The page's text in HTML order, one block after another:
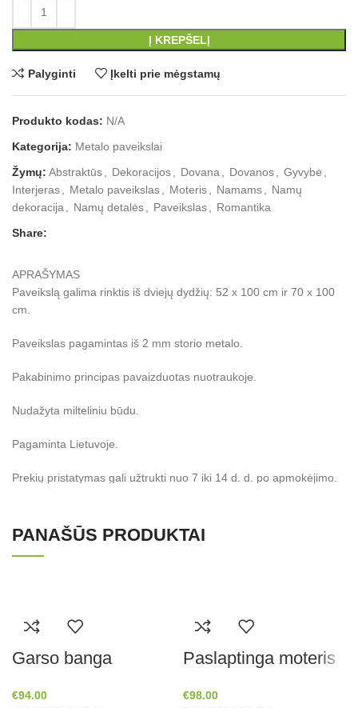
Į KREPŠELĮ
Palyginti Įkelti prie mėgstamų
Produkto kodas: N/A
Kategorija: Metalo paveikslai
Žymų: Abstraktūs Dekoracijos Dovana Dovanos Gyvybė
Interjeras
Metalo paveikslas Moteris Namams
Namų
dekoracija
Namų detalės Paveikslas
Romantika
Share:
APRAŠYMAS
Paveikslą galima rinktis iš dviejų dydžių: 52 x 100 cm ir 70 x 100
cm.
Paveikslas pagamintas iš 2 mm storio metalo.
Pakabinimo principas pavaizduotas nuotraukoje.
Nudažyta milteliniu būdu.
Pagaminta Lietuvoje.
Prekių pristatymas gali užtrukti nuo 7 iki 14 d. d. po apmokėjimo.
PANAŠŪS PRODUKTAI
Garso banga
€94.00
Paslaptinga moteris
€98.00